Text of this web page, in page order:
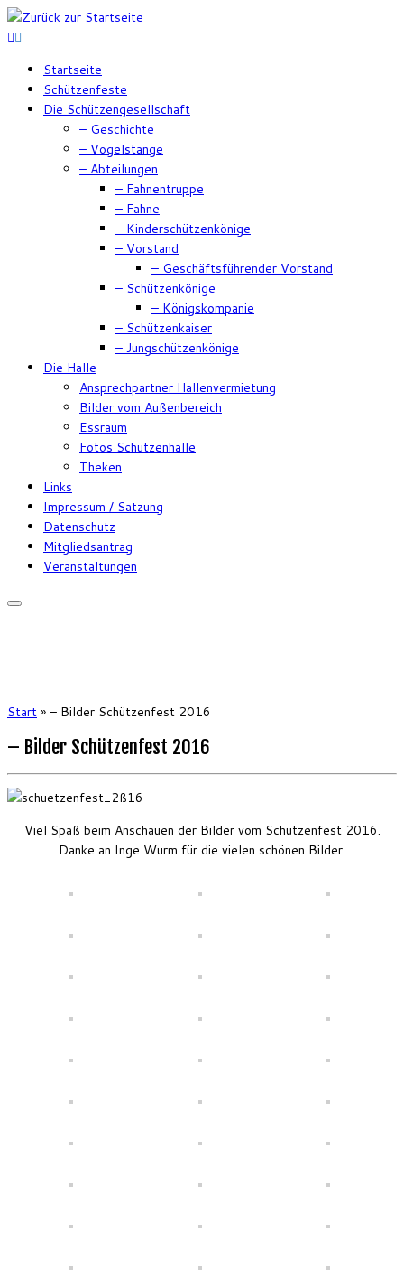
Zum
Inhalt
Startseite
Schützenfeste
Die Schützengesellschaft
– Geschichte
– Vogelstange
– Abteilungen
– Fahnentruppe
– Fahne
– Kinderschützenkönige
– Vorstand
– Geschäftsführender Vorstand
– Schützenkönige
– Königskompanie
– Schützenkaiser
– Jungschützenkönige
Die Halle
Ansprechpartner Hallenvermietung
Bilder vom Außenbereich
Essraum
Fotos Schützenhalle
Theken
Links
Impressum / Satzung
Datenschutz
Mitgliedsantrag
Veranstaltungen
Start » – Bilder Schützenfest 2016
– Bilder Schützenfest 2016
Viel Spaß beim Anschauen der Bilder vom Schützenfest 2016.
Danke an Inge Wurm für die vielen schönen Bilder.